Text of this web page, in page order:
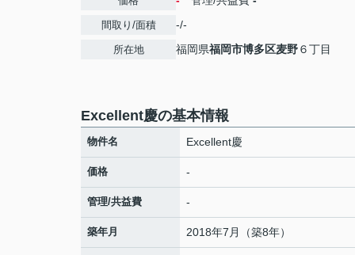
間取り/面積 -/-
所在地 福岡県福岡市博多区麦野６丁目
Excellent慶の基本情報
物件名 Excellent慶
価格 -
管理/共益費 -
築年月 2018年7月（築8年）